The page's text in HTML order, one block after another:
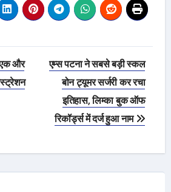
एक और
एम्स पटना ने सबसे बड़ी स्कल
बोन ट्यूमर सर्जरी कर रचा
इतिहास, लिम्का बुक ऑफ
रिकॉर्ड्स में दर्ज हुआ नाम